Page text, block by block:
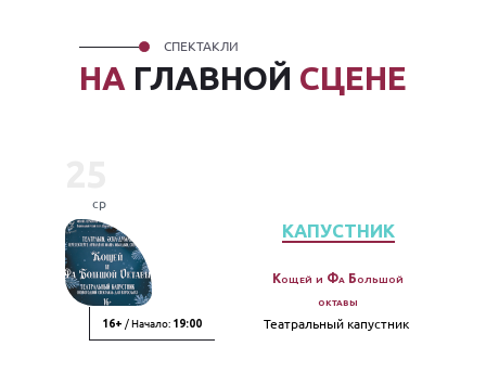
НА ГЛАВНОЙ СЦЕНЕ
СПЕКТАКЛИ
ср
16+ / Начало: 19:00
КАПУСТНИК
Кощей и Фа Большой
октавы
Театральный капустник